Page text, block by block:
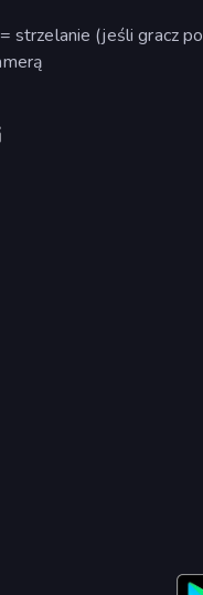
strzelanie (jeśli gracz